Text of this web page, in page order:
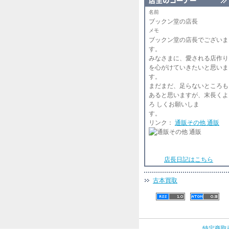
名前
ブックン堂の店長
メモ
ブックン堂の店長でございま
みなさまに、愛される店作り
を心がけていきたいと思いま
まだまだ、足らないところも
あると思いますが、末長くよ
ろ しくお願いしま
リンク： 通販その他 通販
店長日記はこちら
古本買取